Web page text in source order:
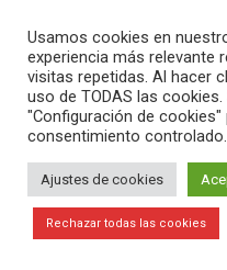
marzo 29, 2020
Reducen la
autobuses
paralización de
esenciales
Usamos cookies en
experiencia más relevante
visitas repetidas. Al hacer
uso de TODAS las
"Configuración de
consentimiento controlado.
Ajustes de cookies
Rechazar todas las cookies